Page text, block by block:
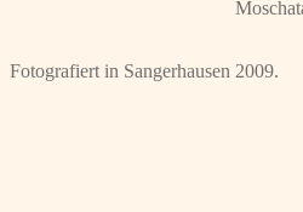
Fotografiert in Sangerhausen 2009.